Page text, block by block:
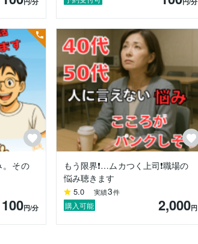
。その
100円/分
もう限界❗️…ムカつく上司❗️職場の
悩み聴きます
5.0 実績3件
購入可能 2,000円